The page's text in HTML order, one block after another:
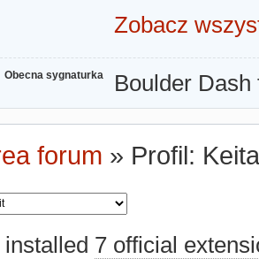
Zobacz
Obecna sygnaturka Boulder Dash
forum » Profil:
7 official